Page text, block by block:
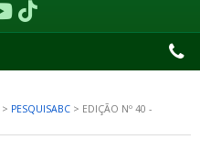
> PESQUISABC > EDIÇÃO Nº 40 -